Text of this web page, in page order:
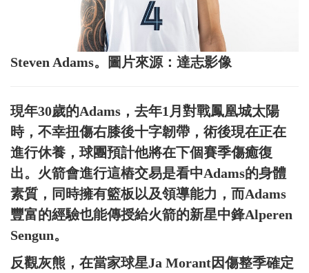
Steven Adams。圖片來源：達志影像
現年30歲的Adams，去年1月對戰鳳凰城太陽
時，不幸扭傷右膝後十字韌帶，術後現在正在
進行休養，球團預計他將在下個賽季傷癒復
出。火箭會進行這樁交易是看中Adams的身體
素質，同時擁有籃板以及領導能力，而Adams
豐富的經驗也能傳授給火箭的新星中鋒Alperen
Sengun。
反觀灰熊，在當家球星Ja Morant因傷整季確定